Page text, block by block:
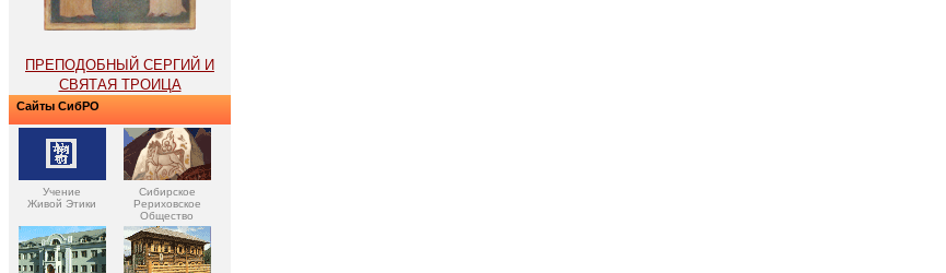
ПРЕПОДОБНЫЙ СЕРГИЙ И
СВЯТАЯ ТРОИЦА
Сайты СибРО
Учение
Живой Этики
Сибирское
Рериховское
Общество